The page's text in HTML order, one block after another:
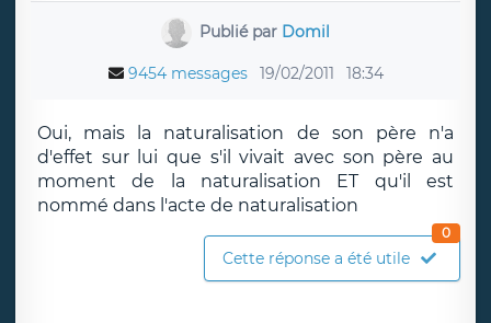
Publié par Domil
9454 messages 19/02/2011 18:34
Oui, mais la naturalisation de son père n'a
d'effet sur lui que s'il vivait avec son père au
moment de la naturalisation ET qu'il est
nommé dans l'acte de naturalisation
Cette réponse a été utile
0